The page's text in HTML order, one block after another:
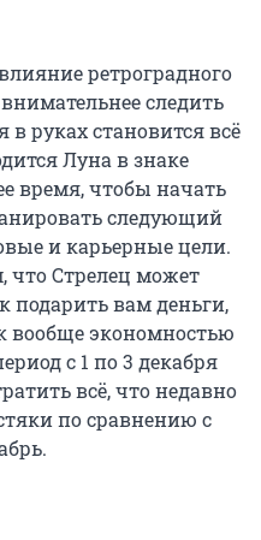
ретроградного
следить
в руках становится всё
Луна в знаке
время, чтобы начать
следующий
и карьерные цели.
что Стрелец может
подарить вам деньги,
вообще экономностью
с 1 по 3 декабря
всё, что недавно
по сравнению с